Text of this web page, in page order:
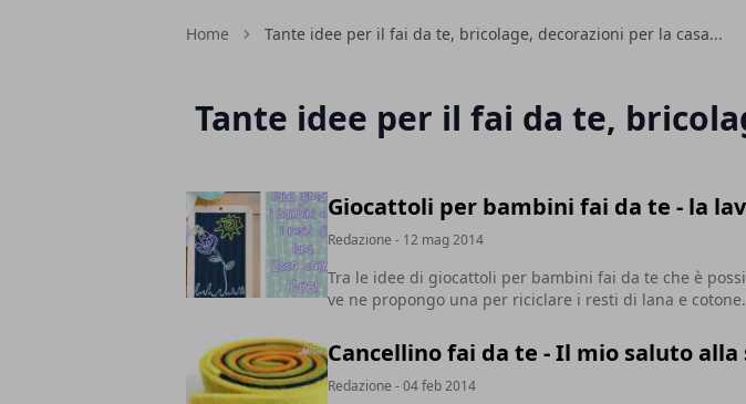
Home Tante idee per il fai da te, bricolage, decorazioni per la casa...
Tante idee per il fai da te,
Giocattoli per bambini fai da te - la
Redazione - 12 mag 2014
Tra le idee di giocattoli per bambini fai da te che è
ve ne propongo una per riciclare i resti di lana e
Cancellino fai da te - Il mio saluto
Redazione - 04 feb 2014